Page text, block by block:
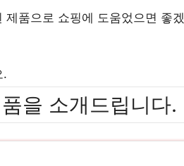
품으로 쇼핑에 도움었으면 좋겠
.
을 소개드립니다.